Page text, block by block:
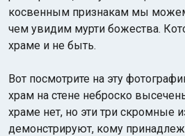
косвенным признакам мы
чем увидим мурти божества.
храме и не быть.
Вот посмотрите на эту
храм на стене неброско
храме нет, но эти три скромные
демонстрируют, кому